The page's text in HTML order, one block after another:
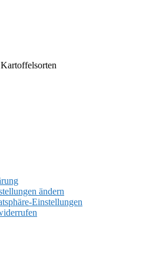
ändern
Einstellungen